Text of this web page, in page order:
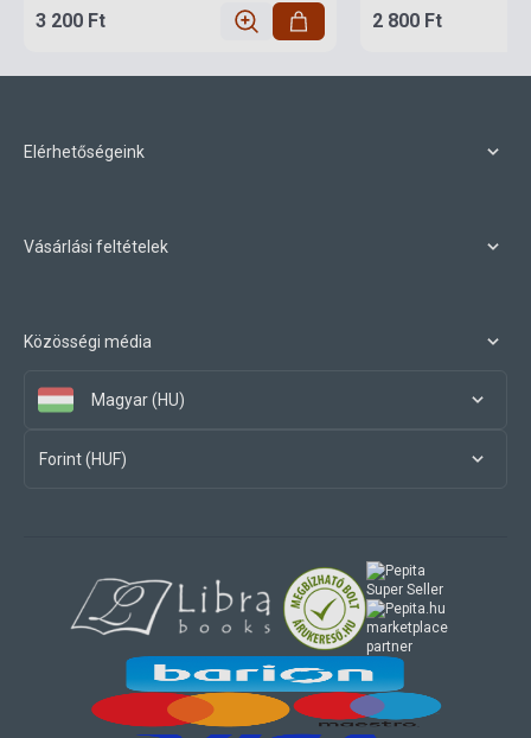
3 200 Ft 2 800 Ft
Elérhetőségeink
Vásárlási feltételek
Közösségi média
Magyar (HU)
Forint (HUF)
marketplace
partner